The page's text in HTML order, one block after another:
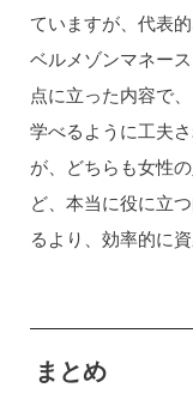
ていますが、代表
ベルメゾンマネー
点に立った内容で
学べるように工夫
が、どちらも女性
ど、本当に役に立
るより、効率的に
まとめ